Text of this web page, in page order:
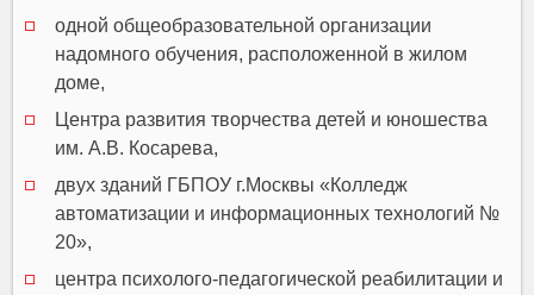
одной общеобразовательной организации
надомного обучения, расположенной в жилом
доме,
Центра развития творчества детей и юношества
им. А.В. Косарева,
двух зданий ГБПОУ г.Москвы «Колледж
автоматизации и информационных технологий №
20»,
центра психолого-педагогической реабилитации и